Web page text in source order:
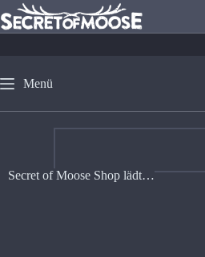
Menü
Secret of Moose Shop lädt…